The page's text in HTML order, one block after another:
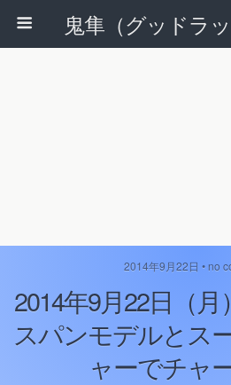
2014年9月22日 • no
2014年9月22日（
スパンモデルとス
ャーでチャ